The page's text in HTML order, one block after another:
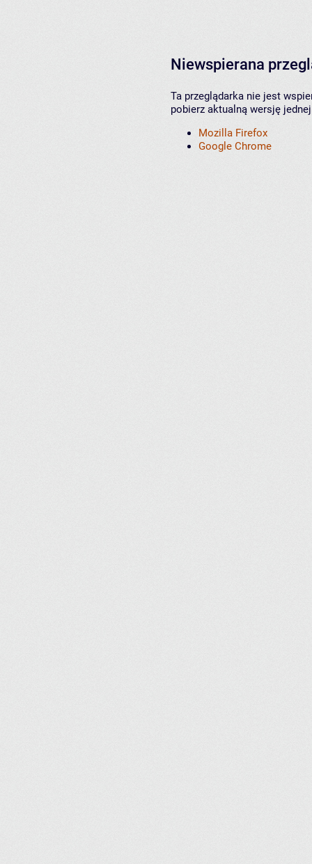
Niewspierana
Ta przeglądarka nie jest
pobierz aktualną wersję
Mozilla Firefox
Google Chrome